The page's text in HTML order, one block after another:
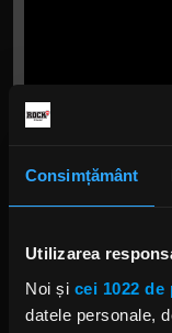
Consimțământ
Utilizarea
Noi și cei 1022
datele personale,